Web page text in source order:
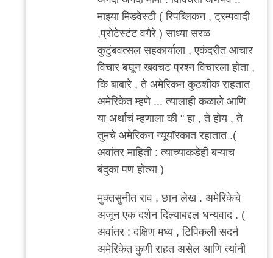
खरे
आहे
राही.
जर
कोणाला
सामो
माझ्या मिडवेस्टी ( रिपब्लिकन , ट्रम्पवादी
,प्रोटेस्टंट वगैरे ) साध्या सरळ
कुटुंबवत्सल सहकार्याला , एकंदरीत आचार
विचार बघून खवचट प्रश्न विचारला होता ,
कि बाबारे , ते अमेरिकन कुठशीक राहतात
अमेरिकेत म्हणे ... त्यालाही कळाले आणि
या अर्थाचं म्हणाला की " हा , ते होय , ते
तुमचे अमेरिकन न्यूयॉरकात रहातात .(
अवांतर माहिती : त्याच्याकडेही बऱ्याच
बंदुका पण होत्या )
मुक्तसुनीत राव , छान लेख . अमेरिकेचे
अजून एक दर्शन दिल्याबद्दल धन्यवाद . (
अवांतर : दक्षिण मध्य , टिपिकली सदर्न
अमेरिकेत कुणी राहत असेल आणि त्यांनी